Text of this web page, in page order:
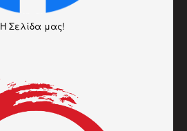
H Σελίδα μας!